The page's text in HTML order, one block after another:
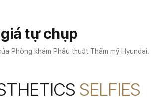
tự chụp
Phòng khám Phẫu thuật Thẩm mỹ Hyundai.
SELFIES